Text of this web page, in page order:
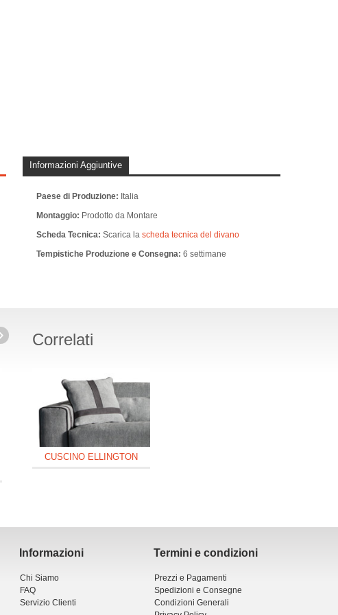
Informazioni Aggiuntive
Paese di Produzione: Italia
Montaggio: Prodotto da Montare
Scheda Tecnica: Scarica la scheda tecnica del divano
Tempistiche Produzione e Consegna: 6 settimane
ELLINGTON - 3 POSTI
CON LETTO
Correlati
CUSCINO ELLINGTON
Informazioni
Chi Siamo
FAQ
Servizio Clienti
Termini e condizioni
Prezzi e Pagamenti
Spedizioni e Consegne
Condizioni Generali